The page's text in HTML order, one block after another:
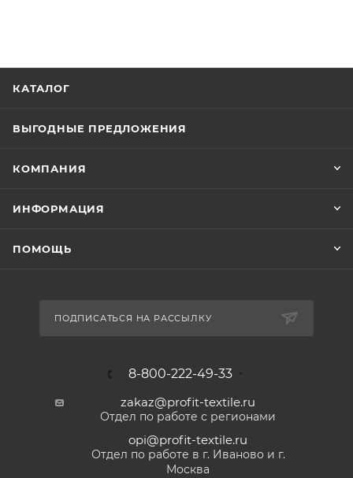
КАТАЛОГ
ВЫГОДНЫЕ ПРЕДЛОЖЕНИЯ
КОМПАНИЯ
ИНФОРМАЦИЯ
ПОМОЩЬ
ПОДПИСАТЬСЯ НА РАССЫЛКУ
8-800-222-49-33
zakaz@profit-textile.ru
Отдел по работе с регионами
opi@profit-textile.ru
Отдел по работе в г. Иваново и г.
Москва